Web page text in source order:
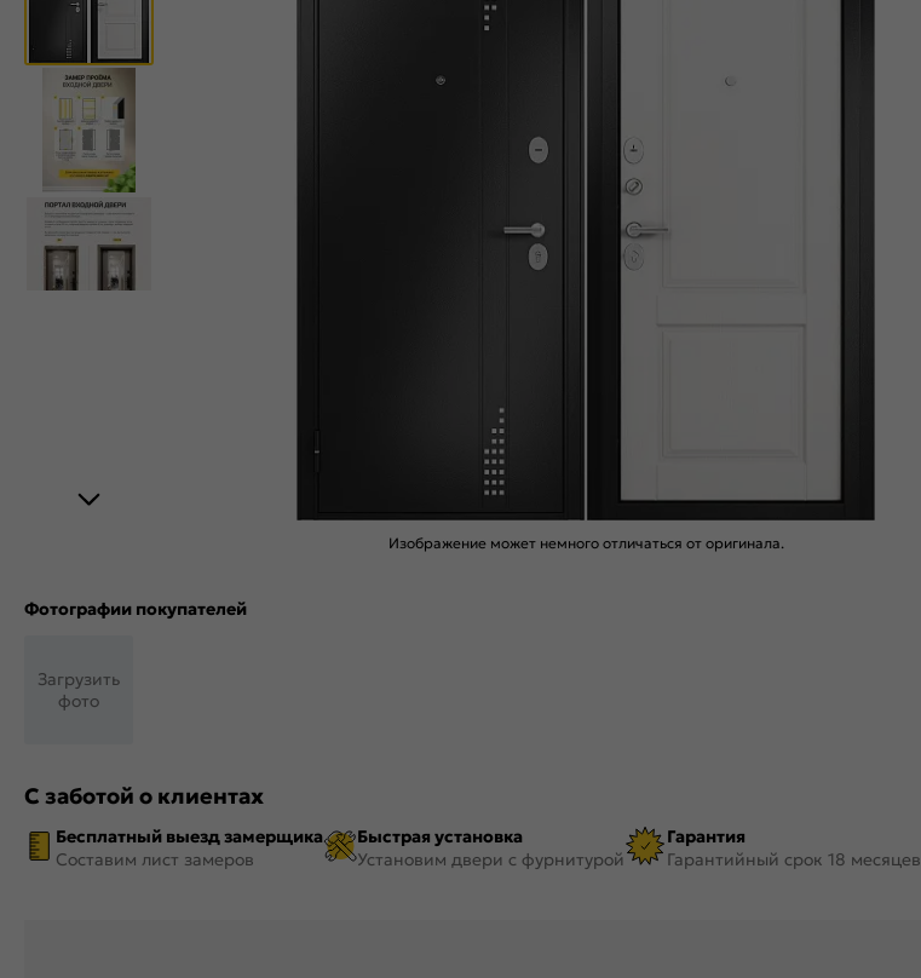
Изображение может немного отличаться от оригинала.
Фотографии покупателей
Загрузить
фото
С заботой о клиентах
Бесплатный выезд замерщика
Составим лист замеров
Быстрая установка
Установим двери с фурнитурой
Гарантия
Гарантийный срок 18 месяцев